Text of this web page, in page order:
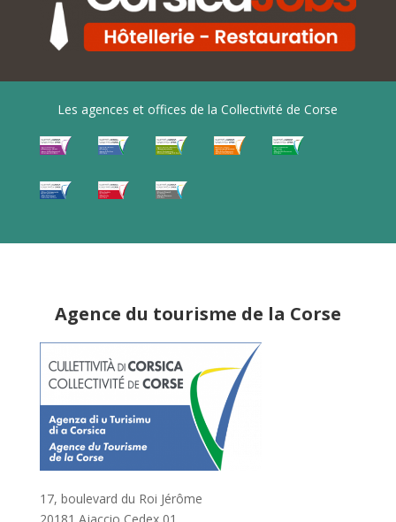
Les agences et offices de la Collectivité de Corse
Agence du tourisme de la Corse
17, boulevard du Roi Jérôme